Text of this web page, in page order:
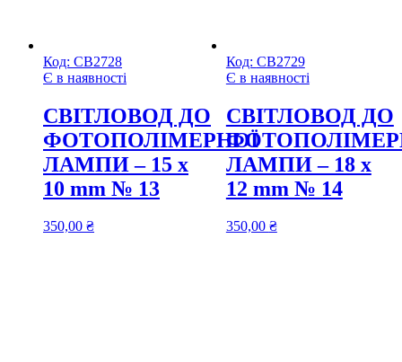
Код: СВ2728
Є в наявності
CВІТЛОВОД ДО
ФОТОПОЛІМЕРНОЇ
ЛАМПИ – 15 х
10 mm № 13
350,00 ₴
Код: СВ2729
Є в наявності
CВІТЛОВОД ДО
ЛАМПИ – 18 х
12 mm № 14
350,00 ₴